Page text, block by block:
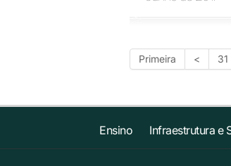
Primeira < 31
Ensino Infraestrutura e